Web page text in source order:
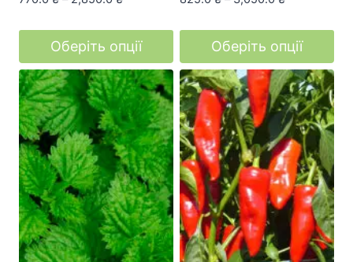
Оберіть опції
Цей
товар
має
кілька
варіантів.
Параметри
можна
вибрати
на
Оберіть опції
Цей
товар
має
кілька
варіантів.
Параметри
можна
вибрати
на